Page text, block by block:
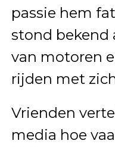
passie hem
stond bekend
van motoren
rijden met
Vrienden
media hoe